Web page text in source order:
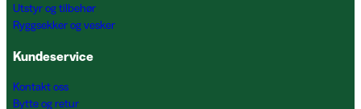
Utstyr og tilbehør
Ryggsekker og vesker
Kundeservice
Kontakt oss
Bytte og retur